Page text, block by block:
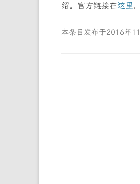
绍。官方链接在这里
本条目发布于2016年